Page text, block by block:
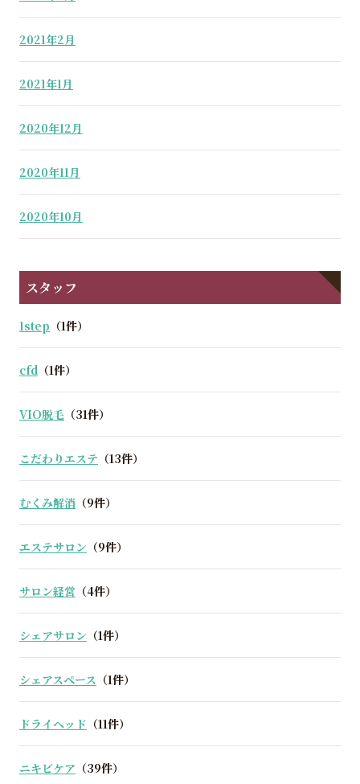
2021年2月
2021年1月
2020年12月
2020年11月
2020年10月
スタッフ
1step （1件）
cfd （1件）
VIO脱毛 （31件）
こだわりエステ （13件）
むくみ解消 （9件）
エステサロン （9件）
サロン経営 （4件）
シェアサロン （1件）
シェアスペース （1件）
ドライヘッド （11件）
ニキビケア （39件）